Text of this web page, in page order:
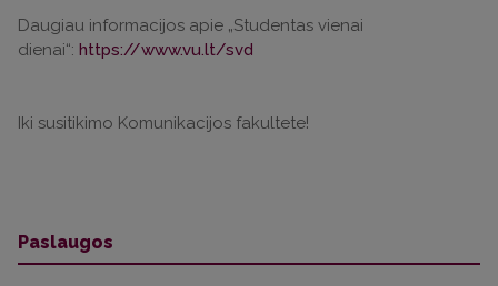
Daugiau informacijos apie „Studentas vienai
dienai“: https://www.vu.lt/svd
Iki susitikimo Komunikacijos fakultete!
Paslaugos